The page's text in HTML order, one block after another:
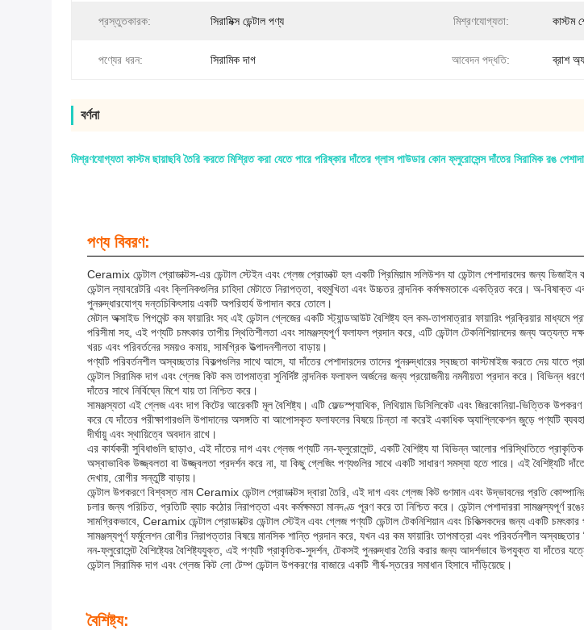
প্রস্তুতকারক: সিরামিক্স ডেন্টাল পণ্য মিশ্রণযোগ্যতা: কাস্টম
পণ্যের ধরন: সিরামিক দাগ আবেদন পদ্ধতি: ব্রাশ
বর্ণনা
মিশ্রণযোগ্যতা কাস্টম ছায়াছবি তৈরি করতে মিশ্রিত করা যেতে পারে পরিষ্কার দাঁতের গ্লাস পাউডার কোন ফ্লুরোসেন্স দাঁতের সিরামিক রঙ
পণ্য বিবরণ:
Ceramix ডেন্টাল প্রোডাক্টস-এর ডেন্টাল স্টেইন এবং গ্লেজ প্রোডাক্ট হল একটি প্রিমিয়াম সলিউশন যা ডেন্টাল পেশাদারদের জন্য
ডেন্টাল ল্যাবরেটরি এবং ক্লিনিকগুলির চাহিদা মেটাতে নিরাপত্তা, বহুমুখিতা এবং উচ্চতর নান্দনিক কর্মক্ষমতাকে একত্রিত করে। অ-
পুনরুদ্ধারযোগ্য দন্তচিকিৎসায় একটি অপরিহার্য উপাদান করে তোলে।
মেটাল অক্সাইড পিগমেন্ট কম ফায়ারিং সহ এই ডেন্টাল গ্লেজের একটি স্ট্যান্ডআউট বৈশিষ্ট্য হল কম-তাপমাত্রার ফায়ারিং প্রক্রিয়ার
পরিসীমা সহ, এই পণ্যটি চমৎকার তাপীয় স্থিতিশীলতা এবং সামঞ্জস্যপূর্ণ ফলাফল প্রদান করে, এটি ডেন্টাল টেকনিশিয়ানদের জন্য অত্যন্ত
খরচ এবং পরিবর্তনের সময়ও কমায়, সামগ্রিক উত্পাদনশীলতা বাড়ায়।
পণ্যটি পরিবর্তনশীল অস্বচ্ছতার বিকল্পগুলির সাথে আসে, যা দাঁতের পেশাদারদের তাদের পুনরুদ্ধারের স্বচ্ছতা কাস্টমাইজ করতে দেয়
ডেন্টাল সিরামিক দাগ এবং গ্লেজ কিট কম তাপমাত্রা সুনির্দিষ্ট নান্দনিক ফলাফল অর্জনের জন্য প্রয়োজনীয় নমনীয়তা প্রদান করে।
দাঁতের সাথে নির্বিঘ্নে মিশে যায় তা নিশ্চিত করে।
সামঞ্জস্যতা এই গ্লেজ এবং দাগ কিটের আরেকটি মূল বৈশিষ্ট্য। এটি ফেল্ডস্প্যাথিক, লিথিয়াম ডিসিলিকেট এবং জিরকোনিয়া-ভিত্তিক
করে যে দাঁতের পরীক্ষাগারগুলি উপাদানের অসঙ্গতি বা আপোসকৃত ফলাফলের বিষয়ে চিন্তা না করেই একাধিক অ্যাপ্লিকেশন জুড়ে পণ্যটি
দীর্ঘায়ু এবং স্থায়িত্বে অবদান রাখে।
এর কার্যকরী সুবিধাগুলি ছাড়াও, এই দাঁতের দাগ এবং গ্লেজ পণ্যটি নন-ফ্লুরোসেন্ট, একটি বৈশিষ্ট্য যা বিভিন্ন আলোর পরিস্থিতিতে
অস্বাভাবিক উজ্জ্বলতা বা উজ্জ্বলতা প্রদর্শন করে না, যা কিছু গ্লেজিং পণ্যগুলির সাথে একটি সাধারণ সমস্যা হতে পারে। এই
দেখায়, রোগীর সন্তুষ্টি বাড়ায়।
ডেন্টাল উপকরণে বিশ্বস্ত নাম Ceramix ডেন্টাল প্রোডাক্টস দ্বারা তৈরি, এই দাগ এবং গ্লেজ কিট গুণমান এবং উদ্ভাবনের প্রতি
চলার জন্য পরিচিত, প্রতিটি ব্যাচ কঠোর নিরাপত্তা এবং কর্মক্ষমতা মানদণ্ড পূরণ করে তা নিশ্চিত করে। ডেন্টাল পেশাদাররা
সামগ্রিকভাবে, Ceramix ডেন্টাল প্রোডাক্টের ডেন্টাল স্টেইন এবং গ্লেজ পণ্যটি ডেন্টাল টেকনিশিয়ান এবং চিকিত্সকদের জন্য একটি
সামঞ্জস্যপূর্ণ ফর্মুলেশন রোগীর নিরাপত্তার বিষয়ে মানসিক শান্তি প্রদান করে, যখন এর কম ফায়ারিং তাপমাত্রা এবং পরিবর্তনশীল
নন-ফ্লুরোসেন্ট বৈশিষ্ট্যের বৈশিষ্ট্যযুক্ত, এই পণ্যটি প্রাকৃতিক-সুদর্শন, টেকসই পুনরুদ্ধার তৈরি করার জন্য আদর্শভাবে উপযুক্ত যা দাঁতের
ডেন্টাল সিরামিক দাগ এবং গ্লেজ কিট লো টেম্প ডেন্টাল উপকরণের বাজারে একটি শীর্ষ-স্তরের সমাধান হিসাবে দাঁড়িয়েছে।
বৈশিষ্ট্য: